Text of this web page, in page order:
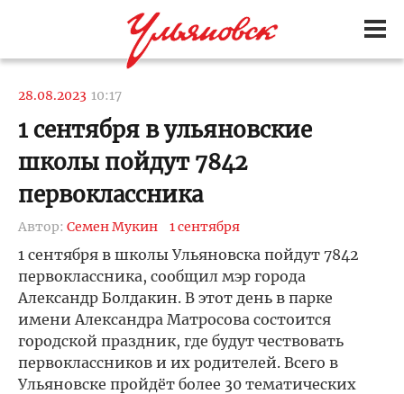
28.08.2023 10:17
1 сентября в ульяновские
школы пойдут 7842
первоклассника
Автор: Семен Мукин 1 сентября
1 сентября в школы Ульяновска пойдут 7842
первоклассника, сообщил мэр города
Александр Болдакин. В этот день в парке
имени Александра Матросова состоится
городской праздник, где будут чествовать
первоклассников и их родителей. Всего в
Ульяновске пройдёт более 30 тематических